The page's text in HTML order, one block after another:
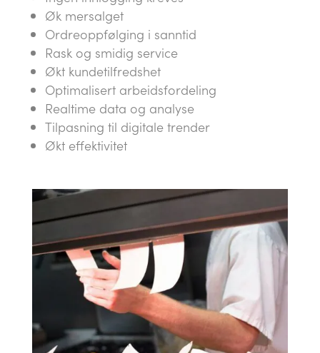
Øk mersalget
Ordreoppfølging i sanntid
Rask og smidig service
Økt kundetilfredshet
Optimalisert arbeidsfordeling
Realtime data og analyse
Tilpasning til digitale trender
Økt effektivitet